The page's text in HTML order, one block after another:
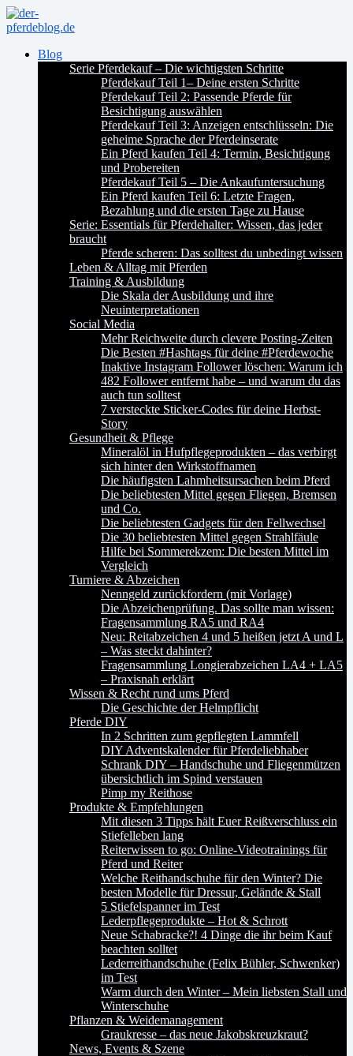
Blog
Serie Pferdekauf – Die wichtigsten Schritte
Pferdekauf Teil 1– Deine ersten Schritte
Pferdekauf Teil 2: Passende Pferde für
Besichtigung auswählen
Pferdekauf Teil 3: Anzeigen entschlüsseln: Die
geheime Sprache der Pferdeinserate
Ein Pferd kaufen Teil 4: Termin, Besichtigung
und Probereiten
Pferdekauf Teil 5 – Die Ankaufuntersuchung
Ein Pferd kaufen Teil 6: Letzte Fragen,
Bezahlung und die ersten Tage zu Hause
Serie: Essentials für Pferdehalter: Wissen, das jeder
braucht
Pferde scheren: Das solltest du unbedingt wissen
Leben & Alltag mit Pferden
Training & Ausbildung
Die Skala der Ausbildung und ihre
Neuinterpretationen
Social Media
Mehr Reichweite durch clevere Posting-Zeiten
Die Besten #Hashtags für deine #Pferdewoche
Inaktive Instagram Follower löschen: Warum ich
482 Follower entfernt habe – und warum du das
auch tun solltest
7 versteckte Sticker-Codes für deine Herbst-
Story
Gesundheit & Pflege
Mineralöl in Hufpflegeprodukten – das verbirgt
sich hinter den Wirkstoffnamen
Die häufigsten Lahmheitsursachen beim Pferd
Die beliebtesten Mittel gegen Fliegen, Bremsen
und Co.
Die beliebtesten Gadgets für den Fellwechsel
Die 30 beliebtesten Mittel gegen Strahlfäule
Hilfe bei Sommerekzem: Die besten Mittel im
Vergleich
Turniere & Abzeichen
Nenngeld zurückfordern (mit Vorlage)
Die Abzeichenprüfung. Das sollte man wissen:
Fragensammlung RA5 und RA4
Neu: Reitabzeichen 4 und 5 heißen jetzt A und L
– Was steckt dahinter?
Fragensammlung Longierabzeichen LA4 + LA5
– Praxisnah erklärt
Wissen & Recht rund ums Pferd
Die Geschichte der Helmpflicht
Pferde DIY
In 2 Schritten zum gepflegten Lammfell
DIY Adventskalender für Pferdeliebhaber
Schrank DIY – Handschuhe und Fliegenmützen
übersichtlich im Spind verstauen
Pimp my Reithose
Produkte & Empfehlungen
Mit diesen 3 Tipps hält Euer Reißverschluss ein
Stiefelleben lang
Reiterwissen to go: Online-Videotrainings für
Pferd und Reiter
Welche Reithandschuhe für den Winter? Die
besten Modelle für Dressur, Gelände & Stall
5 Stiefelspanner im Test
Lederpflegeprodukte – Hot & Schrott
Neue Schabracke?! 4 Dinge die ihr beim Kauf
beachten solltet
Lederreithandschuhe (Felix Bühler, Schwenker)
im Test
Warm durch den Winter – Mein liebsten Stall und
Winterschuhe
Pflanzen & Weidemanagement
Graukresse – das neue Jakobskreuzkraut?
News, Events & Szene